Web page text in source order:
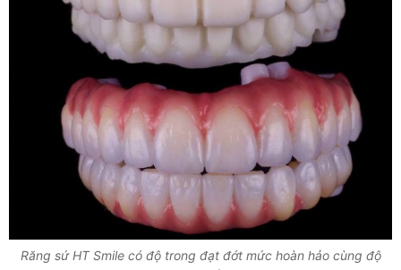
Răng sứ HT Smile có độ trong đạt đớt mức hoàn hảo cùng độ